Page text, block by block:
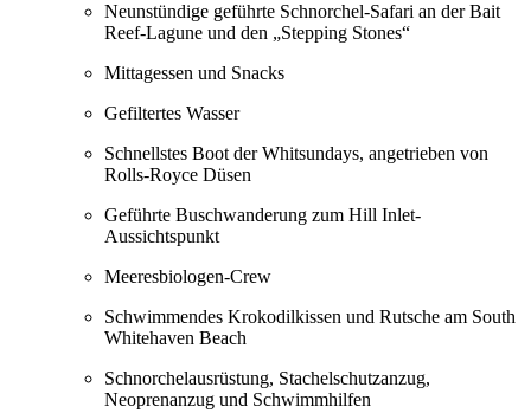
Neunstündige geführte Schnorchel-Safari an der Bait
Reef-Lagune und den „Stepping Stones“
Mittagessen und Snacks
Gefiltertes Wasser
Schnellstes Boot der Whitsundays, angetrieben von
Rolls-Royce Düsen
Geführte Buschwanderung zum Hill Inlet-
Aussichtspunkt
Meeresbiologen-Crew
Schwimmendes Krokodilkissen und Rutsche am South
Whitehaven Beach
Schnorchelausrüstung, Stachelschutzanzug,
Neoprenanzug und Schwimmhilfen